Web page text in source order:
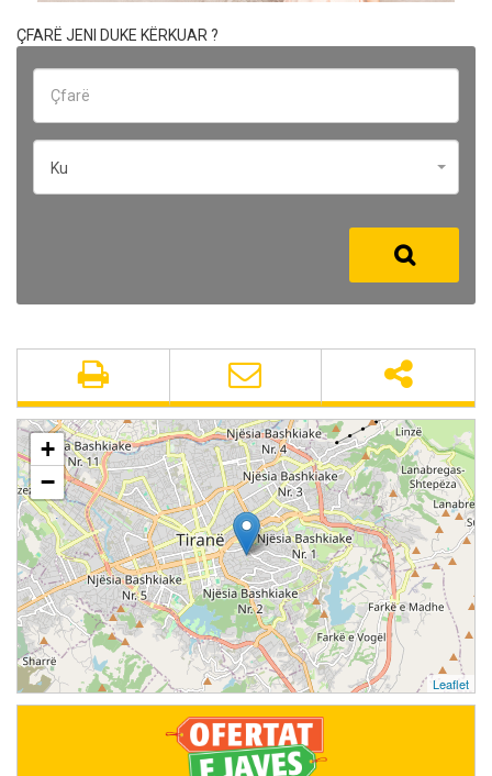
ÇFARË JENI DUKE KËRKUAR ?
Ku
+
−
Leaflet